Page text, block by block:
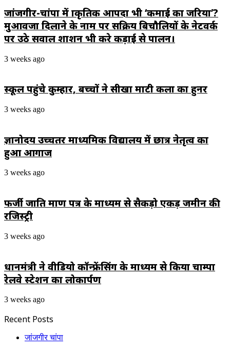
जांजगीर-चांपा में प्राकृतिक आपदा भी ‘कमाई का जरिया’?
मुआवजा दिलाने के नाम पर सक्रिय बिचौलियों के नेटवर्क
पर उठे सवाल प्रशाशन भी करे कड़ाई से पालन।
3 weeks ago
स्कूल पहुंचे कुम्हार, बच्चों ने सीखा माटी कला का हुनर
3 weeks ago
ज्ञानोदय उच्चतर माध्यमिक विद्यालय में छात्र नेतृत्व का
हुआ आगाज
3 weeks ago
फर्जी जाति प्रमाण पत्र के माध्यम से सैकड़ो एकड़ जमीन की
रजिस्ट्री
3 weeks ago
प्रधानमंत्री ने वीडियो कॉन्फ्रेंसिंग के माध्यम से किया चाम्पा
रेलवे स्टेशन का लोकार्पण
3 weeks ago
Recent Posts
जांजगीर चांपा